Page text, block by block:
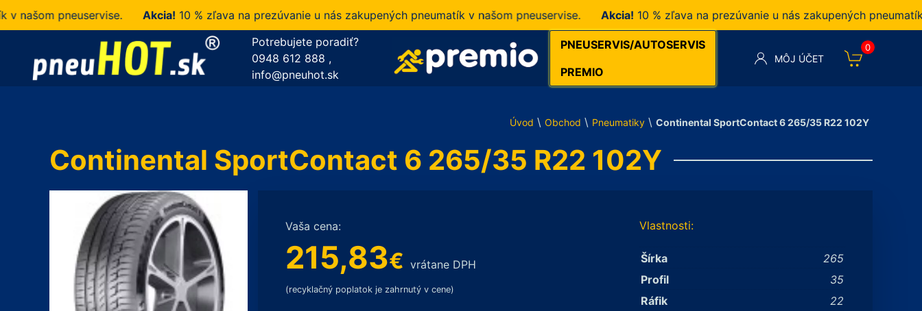
pneuservise. Akcia!10 % zľava na prezúvanie u nás zakupených pneumatík v našom pneuservise. Akcia!10 % zľava na prezúvanie u nás zakupených pneumatík v
Potrebujete poradiť?
0948 612 888 ,
info@pneuhot.sk
PNEUSERVIS/AUTOSERVIS
PREMIO
MÔJ ÚČET
0
Úvod \ Obchod \ Pneumatiky \ Continental SportContact 6 265/35 R22 102Y
Continental SportContact 6 265/35 R22 102Y
Vaša cena:
215,83€ vrátane DPH
(recyklačný poplatok je zahrnutý v cene)
Vlastnosti:
Šírka
265
Profil
35
Ráfik
22